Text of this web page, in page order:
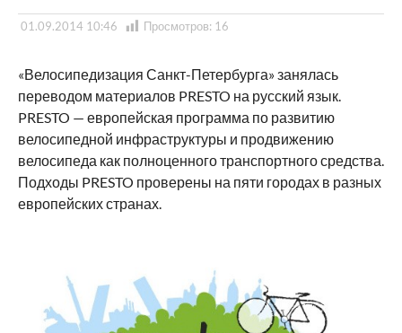
01.09.2014 10:46 Просмотров: 16
«Велосипедизация Санкт-Петербурга» занялась
переводом материалов PRESTO на русский язык.
PRESTO — европейская программа по развитию
велосипедной инфраструктуры и продвижению
велосипеда как полноценного транспортного средства.
Подходы PRESTO проверены на пяти городах в разных
европейских странах.